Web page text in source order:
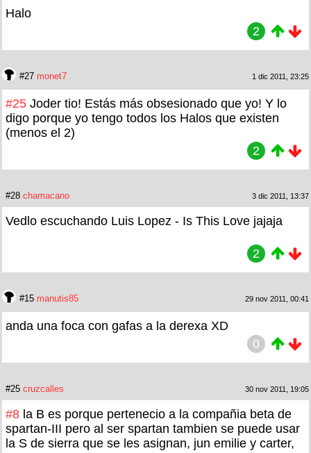
Halo
2
#27 monet7 1 dic 2011, 23:25
#25 Joder tio! Estás más obsesionado que yo! Y lo
digo porque yo tengo todos los Halos que existen
(menos el 2)
2
#28 chamacano 3 dic 2011, 13:37
Vedlo escuchando Luis Lopez - Is This Love jajaja
2
#15 manutis85 29 nov 2011, 00:41
anda una foca con gafas a la derexa XD
0
#25 cruzcalles 30 nov 2011, 19:05
#8 la B es porque pertenecio a la compañia beta de
spartan-III pero al ser spartan tambien se puede usar
la S de sierra que se les asignan, jun emilie y carter,